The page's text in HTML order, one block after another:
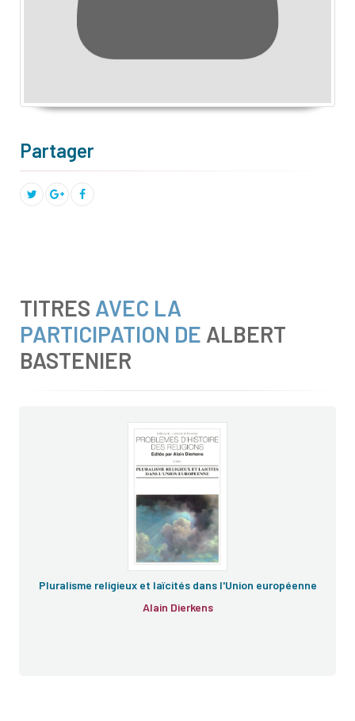
Partager
TITRES AVEC LA
PARTICIPATION DE ALBERT
BASTENIER
Pluralisme religieux et laïcités dans l'Union européenne
Alain Dierkens